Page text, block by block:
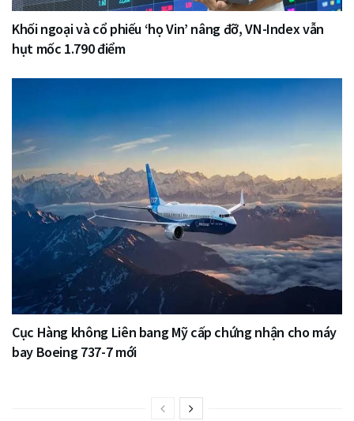
Khối ngoại và cổ phiếu ‘họ Vin’ nâng đỡ, VN-Index vẫn
hụt mốc 1.790 điểm
Cục Hàng không Liên bang Mỹ cấp chứng nhận cho máy
bay Boeing 737-7 mới